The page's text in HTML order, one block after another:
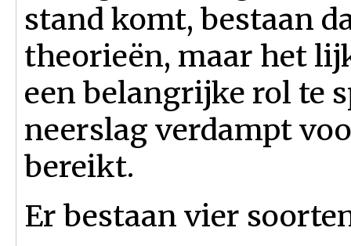
stand komt, bestaan
theorieën, maar het
een belangrijke rol te
neerslag verdampt
bereikt.
Er bestaan vier